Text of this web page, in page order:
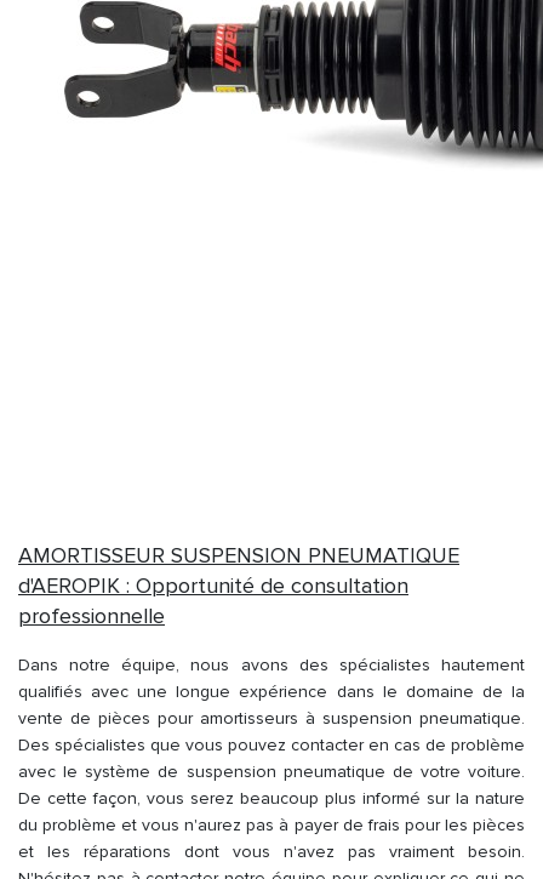
AMORTISSEUR SUSPENSION PNEUMATIQUE
d'AEROPIK : Opportunité de consultation
professionnelle
Dans notre équipe, nous avons des spécialistes hautement
qualifiés avec une longue expérience dans le domaine de la
vente de pièces pour amortisseurs à suspension pneumatique.
Des spécialistes que vous pouvez contacter en cas de problème
avec le système de suspension pneumatique de votre voiture.
De cette façon, vous serez beaucoup plus informé sur la nature
du problème et vous n'aurez pas à payer de frais pour les pièces
et les réparations dont vous n'avez pas vraiment besoin.